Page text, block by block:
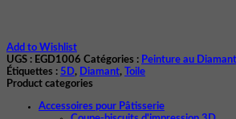
Add to Wishlist
UGS : EGD1006 Catégories : Peinture au
Étiquettes : 5D, Diamant, Toile
Product categories
Accessoires pour Pâtisserie